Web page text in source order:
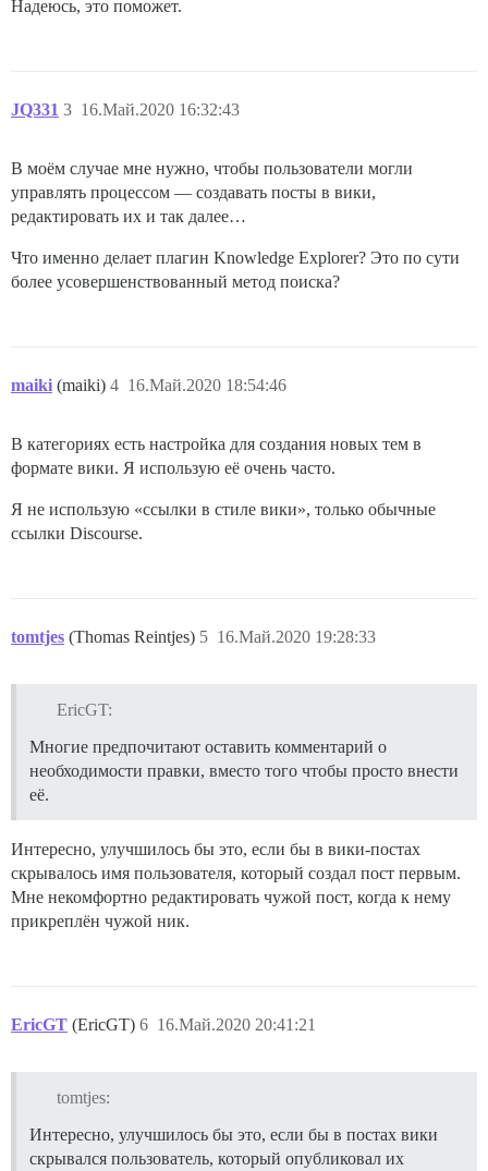
Надеюсь, это поможет.
JQ331 16.Май.2020 16:32:43
3
В моём случае мне нужно, чтобы пользователи могли
управлять процессом — создавать посты в вики,
редактировать их и так далее…
Что именно делает плагин Knowledge Explorer? Это по сути
более усовершенствованный метод поиска?
maiki (maiki) 16.Май.2020 18:54:46
4
В категориях есть настройка для создания новых тем в
формате вики. Я использую её очень часто.
Я не использую «ссылки в стиле вики», только обычные
ссылки Discourse.
tomtjes (Thomas Reintjes) 16.Май.2020 19:28:33
5
EricGT:
Многие предпочитают оставить комментарий о
необходимости правки, вместо того чтобы просто внести
её.
Интересно, улучшилось бы это, если бы в вики-постах
скрывалось имя пользователя, который создал пост первым.
Мне некомфортно редактировать чужой пост, когда к нему
прикреплён чужой ник.
EricGT (EricGT) 16.Май.2020 20:41:21
6
tomtjes:
Интересно, улучшилось бы это, если бы в постах вики
скрывался пользователь, который опубликовал их